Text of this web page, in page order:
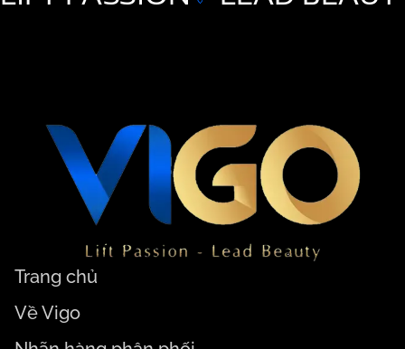
Trang chủ
Về Vigo